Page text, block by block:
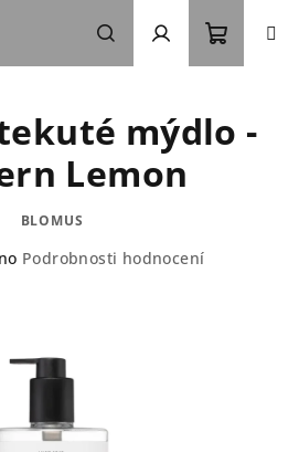
Hledat Přihlášení
košík
mýdlo -
Lemon
BLOMUS
Podrobnosti hodnocení